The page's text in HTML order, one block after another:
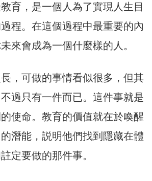
育，是一個人為了實現人生目
程。在這個過程中最重要的內
來會成為一個什麼樣的人。
，可做的事情看似很多，但其
過只有一件而已。這件事就是
使命。教育的價值就在於喚醒
潛能，説明他們找到隱藏在體
定要做的那件事。